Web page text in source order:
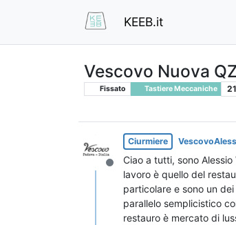
KEEB.it
Vescovo Nuova
Fissato Tastiere Meccaniche 21
Non in linea
Ciurmiere
Ciao a tutti, sono
lavoro è quello del
particolare e sono un
parallelo semplicistico
restauro è mercato di